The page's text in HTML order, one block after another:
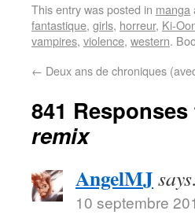
This entry was posted in manga
fantastique, girls, horreur, Ki-
vampires, violence, western.
← Deux ans de chroniques
841 Responses
remix
AngelMJ
10 septembre